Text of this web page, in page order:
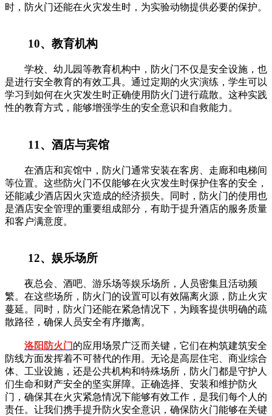
时，防火门还能在火灾发生时，为实验动物提供必要的保护。
10、教育机构
学校、幼儿园等教育机构中，防火门不仅是安全设施，也
是进行安全教育的有效工具。通过定期的火灾演练，学生可以
学习到如何在火灾发生时正确使用防火门进行疏散。这种实践
性的教育方式，能够增强学生的安全意识和自救能力。
11、酒店与宾馆
在酒店和宾馆中，防火门通常安装在客房、走廊和电梯间
等位置。这些防火门不仅能够在火灾发生时保护住客的安全，
还能减少酒店因火灾造成的经济损失。同时，防火门的使用也
是酒店安全管理的重要组成部分，有助于提升酒店的服务质量
和客户满意度。
12、娱乐场所
夜总会、酒吧、游乐场等娱乐场所，人员密集且活动频
繁。在这些场所，防火门的设置可以有效隔离火源，防止火灾
蔓延。同时，防火门还能在紧急情况下，为顾客提供明确的疏
散路径，确保人员安全有序撤离。
洛阳防火门 的应用场景广泛而关键，它们在构筑建筑安全
防线方面发挥着不可替代的作用。无论是高层住宅、商业综合
体、工业设施，还是公共机构和特殊场所，防火门都是守护人
们生命和财产安全的坚实屏障。正确选择、安装和维护防火
门，确保其在火灾紧急情况下能够有效工作，是我们每个人的
责任。让我们携手提升防火安全意识，确保防火门能够在关键